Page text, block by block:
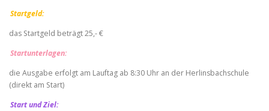
Startgeld:
das Startgeld beträgt 25,- €
Startunterlagen:
die Ausgabe erfolgt am Lauftag ab 8:30 Uhr an der Herlinsbachschule
(direkt am Start)
Start und Ziel: